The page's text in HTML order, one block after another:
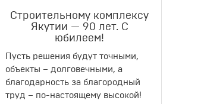
Строительному комплексу
Якутии — 90 лет. С
юбилеем!
Пусть решения будут точными,
объекты – долговечными, а
благодарность за благородный
труд – по-настоящему высокой!